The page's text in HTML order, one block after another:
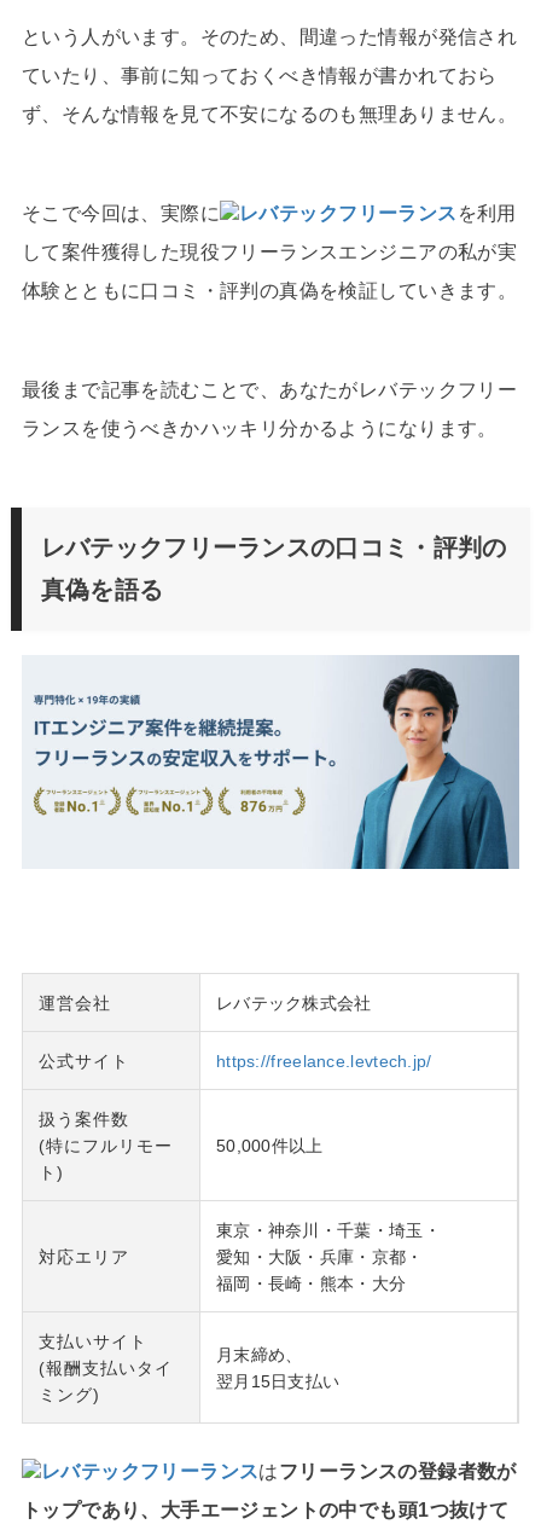
という人がいます。そのため、間違った情報が発信され
ていたり、事前に知っておくべき情報が書かれておら
ず、そんな情報を見て不安になるのも無理ありません。
そこで今回は、実際に レバテックフリーランス を利用
して案件獲得した現役フリーランスエンジニアの私が実
体験とともに口コミ・評判の真偽を検証していきます。
最後まで記事を読むことで、あなたがレバテックフリー
ランスを使うべきかハッキリ分かるようになります。
レバテックフリーランスの口コミ・評判の
真偽を語る
運営会社 レバテック株式会社
公式サイト https://freelance.levtech.jp/
扱う案件数
(特にフルリモー
ト)
50,000件以上
対応エリア
東京・神奈川・千葉・埼玉・
愛知・大阪・兵庫・京都・
福岡・長崎・熊本・大分
支払いサイト
(報酬支払いタイ
ミング)
月末締め、
翌月15日支払い
レバテックフリーランスはフリーランスの登録者数が
トップであり、大手エージェントの中でも頭1つ抜けて